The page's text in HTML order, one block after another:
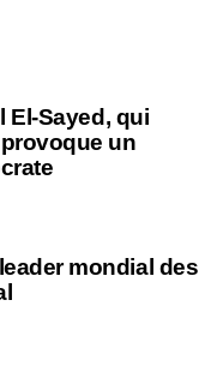
El-Sayed, qui
un
mondial des